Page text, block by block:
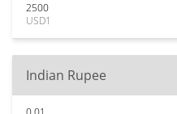
2500
USD1
Indian Rupee